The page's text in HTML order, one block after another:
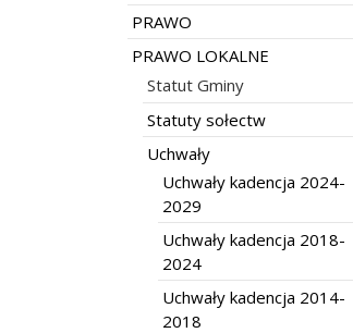
Rozwiń menu
PRAWO
Rozwiń menu
PRAWO LOKALNE
Statut Gminy
Rozwiń menu
Statuty sołectw
Rozwiń menu
Uchwały
Rozwiń menu
Uchwały kadencja 2024-
2029
Rozwiń menu
Uchwały kadencja 2018-
2024
Rozwiń menu
Uchwały kadencja 2014-
2018